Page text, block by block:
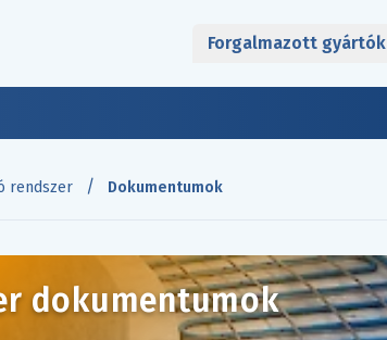
Forgalmazott gyártók
rendszer / Dokumentumok
dokumentumok